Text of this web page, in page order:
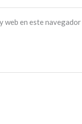
en este